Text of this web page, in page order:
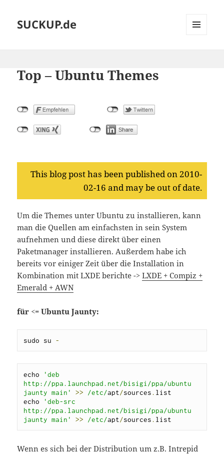
SUCKUP.de
Top – Ubuntu Themes
This blog post has been published on 2010-
02-16 and may be out of date.
Um die Themes unter Ubuntu zu installieren, kann
man die Quellen am einfachsten in sein System
aufnehmen und diese direkt über einen
Paketmanager installieren. Außerdem habe ich
bereits vor einiger Zeit über die Installation in
Kombination mit LXDE berichte ->LXDE + Compiz +
Emerald + AWN
für <= Ubuntu Jaunty:
sudo su -
echo
'deb
http://ppa.launchpad.net/bisigi/ppa/ubuntu
jaunty main'
>> /etc/apt/sources . list
echo
'deb-src
http://ppa.launchpad.net/bisigi/ppa/ubuntu
jaunty main'
>> /etc/apt/sources . list
Wenn es sich bei der Distribution um z.B. Intrepid